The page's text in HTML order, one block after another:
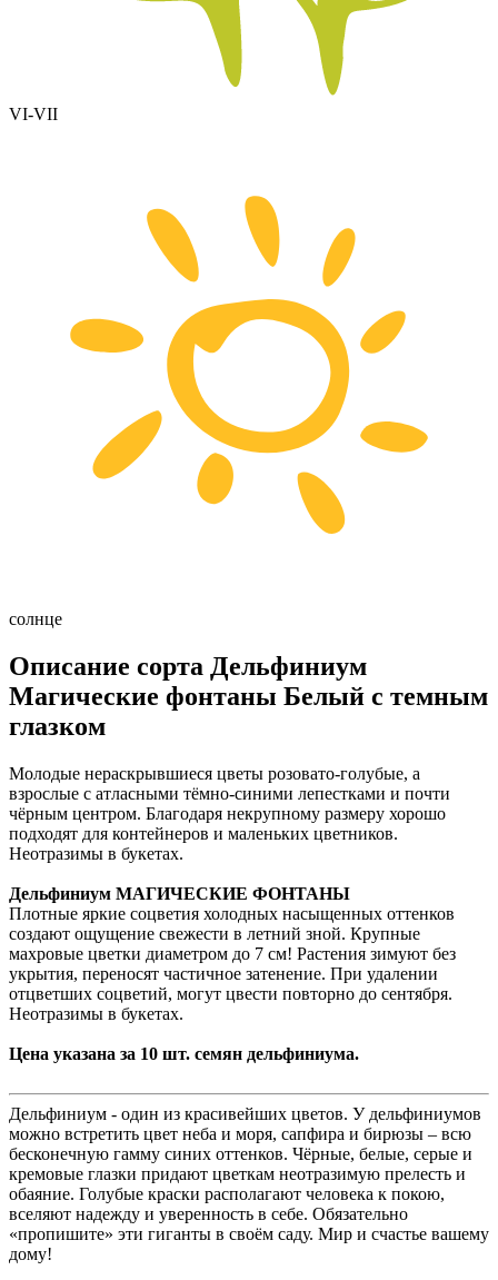
VI-VII
солнце
Описание сорта Дельфиниум
Магические фонтаны Белый с темным
глазком
Молодые нераскрывшиеся цветы розовато-голубые, а
взрослые с атласными тёмно-синими лепестками и почти
чёрным центром. Благодаря некрупному размеру хорошо
подходят для контейнеров и маленьких цветников.
Неотразимы в букетах.
Дельфиниум МАГИЧЕСКИЕ ФОНТАНЫ
Плотные яркие соцветия холодных насыщенных оттенков
создают ощущение свежести в летний зной. Крупные
махровые цветки диаметром до 7 см! Растения зимуют без
укрытия, переносят частичное затенение. При удалении
отцветших соцветий, могут цвести повторно до сентября.
Неотразимы в букетах.
Цена указана за 10 шт. семян дельфиниума.
Дельфиниум - один из красивейших цветов. У дельфиниумов
можно встретить цвет неба и моря, сапфира и бирюзы – всю
бесконечную гамму синих оттенков. Чёрные, белые, серые и
кремовые глазки придают цветкам неотразимую прелесть и
обаяние. Голубые краски располагают человека к покою,
вселяют надежду и уверенность в себе. Обязательно
«пропишите» эти гиганты в своём саду. Мир и счастье вашему
дому!